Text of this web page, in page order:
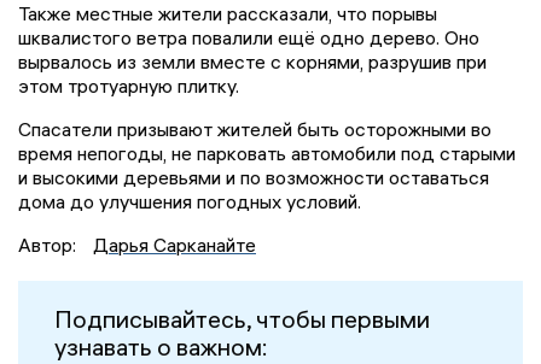
Также местные жители рассказали, что порывы
шквалистого ветра повалили ещё одно дерево. Оно
вырвалось из земли вместе с корнями, разрушив при
этом тротуарную плитку.
Спасатели призывают жителей быть осторожными во
время непогоды, не парковать автомобили под старыми
и высокими деревьями и по возможности оставаться
дома до улучшения погодных условий.
Автор:
Дарья Сарканайте
Подписывайтесь, чтобы первыми
узнавать о важном: